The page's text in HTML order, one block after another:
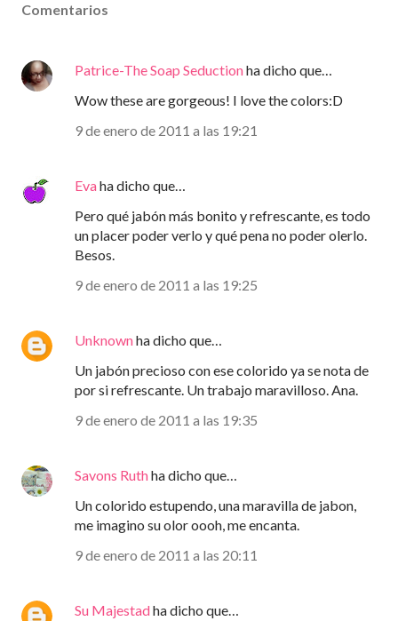
Comentarios
Patrice-The Soap Seductionha dicho que…
Wow these are gorgeous! I love the colors:D
9 de enero de 2011 a las 19:21
Evaha dicho que…
Pero qué jabón más bonito y refrescante, es todo
un placer poder verlo y qué pena no poder olerlo.
Besos.
9 de enero de 2011 a las 19:25
Unknownha dicho que…
Un jabón precioso con ese colorido ya se nota de
por si refrescante. Un trabajo maravilloso. Ana.
9 de enero de 2011 a las 19:35
Savons Ruthha dicho que…
Un colorido estupendo, una maravilla de jabon,
me imagino su olor oooh, me encanta.
9 de enero de 2011 a las 20:11
Su Majestadha dicho que…